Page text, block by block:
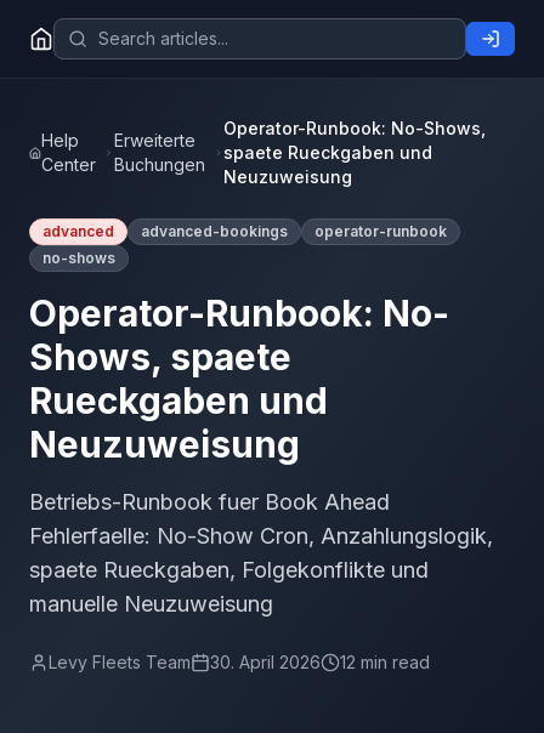
Help
Center
Erweiterte
Buchungen
Operator-Runbook: No-Shows,
spaete Rueckgaben und
Neuzuweisung
advanced advanced-bookings
operator-runbook
no-shows
Operator-Runbook: No-
Shows, spaete
Rueckgaben und
Neuzuweisung
Betriebs-Runbook fuer Book Ahead
Fehlerfaelle: No-Show Cron, Anzahlungslogik,
spaete Rueckgaben, Folgekonflikte und
manuelle Neuzuweisung
Levy Fleets Team 30. April 2026 12 min read